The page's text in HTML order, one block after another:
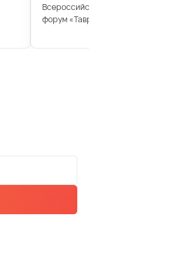
Всероссийский молодежный
форум «Таврида»